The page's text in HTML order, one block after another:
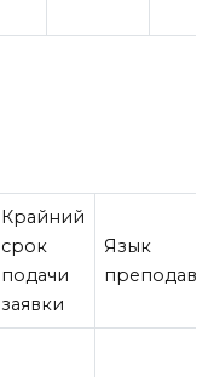
Крайний
срок
подачи
заявки
Язык